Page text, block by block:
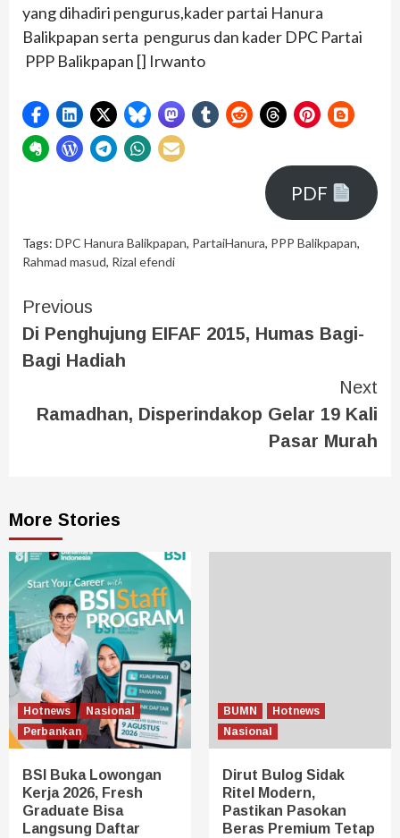
yang dihadiri pengurus,kader partai Hanura
Balikpapan serta pengurus dan kader DPC Partai
PPP Balikpapan [] Irwanto
PDF
Tags: DPC Hanura Balikpapan, PartaiHanura, PPP Balikpapan,
Rahmad masud, Rizal efendi
Previous
Di Penghujung EIFAF 2015, Humas Bagi-
Bagi Hadiah
Next
Ramadhan, Disperindakop Gelar 19 Kali
Pasar Murah
More Stories
Hotnews
Nasional
Perbankan
BSI Buka Lowongan
Kerja 2026, Fresh
Graduate Bisa
Langsung Daftar
BUMN
Hotnews
Nasional
Dirut Bulog Sidak
Ritel Modern,
Pastikan Pasokan
Beras Premium Tetap